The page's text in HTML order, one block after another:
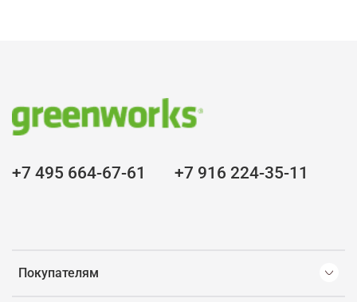
Покупателям
+7 495 664-67-61 +7 916 224-35-11